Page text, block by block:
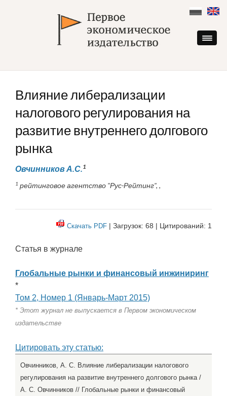
content
Влияние либерализации
налогового регулирования на
развитие внутреннего долгового
рынка
Овчинников А.С.1
1 рейтинговое агентство "Рус-Рейтинг", ,
Скачать PDF | Загрузок: 68 | Цитирований: 1
Статья в журнале
Глобальные рынки и финансовый инжиниринг
*
Том 2, Номер 1 (Январь-Март 2015)
* Этот журнал не выпускается в Первом экономическом
издательстве
Цитировать эту статью:
Овчинников, А. С. Влияние либерализации налогового
регулирования на развитие внутреннего долгового рынка /
А. С. Овчинников // Глобальные рынки и финансовый